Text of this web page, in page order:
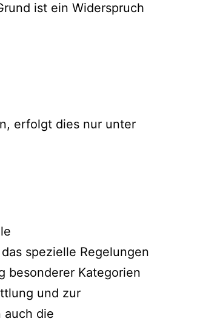
ist ein Widerspruch
erfolgt dies nur unter
spezielle Regelungen
besonderer Kategorien
und zur
auch die